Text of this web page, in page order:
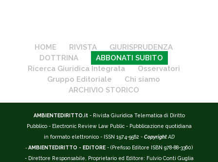
HOME RIVISTA
GIURISPRUDENZA
DOTTRINA
ABBONATI SUBITO
Ricerca Giuridica Integrata
Osservatori
Gruppo Editoriale
Chi siamo
ARCHIVIO STORICO
AMBIENTEDIRITTO.it - Rivista Giuridica Telematica di Diritto
Pubblico - Electronic Review Law Public - Pubblicazione quotidiana
in formato elettronico - ISSN 1974-9562 - Copyright AD
-AMBIENTEDIRITTO - EDITORE - (Prefisso Editore ISBN 978-88-3360)
- Direttore Responsabile, Proprietario ed Editore: Fulvio Conti Guglia